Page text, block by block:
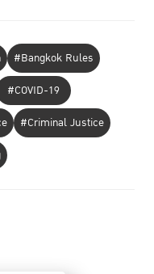
#Bangkok Rules
#COVID-19
#Criminal Justice